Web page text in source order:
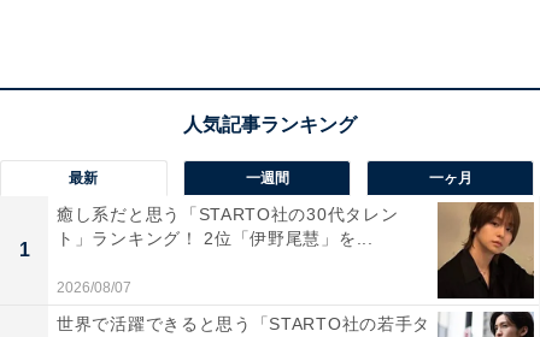
し、2016年に双子の女児、2017年に第3子を出産。現在
は、子どもたちとフランスへ移住したことを公表し、日
本との2拠点生活を行っています。知性派としても知ら
れ、落ち着いた雰囲気もママ友にピッタリです。
最新 一週間 一ヶ月
1
癒し系だと思う「STARTO社の30代タレン
ト」ランキング！ 2位「伊野尾慧」を...
2026/08/07
世界で活躍できると思う「STARTO社の若手タ